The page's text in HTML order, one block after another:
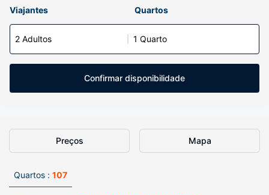
Viajantes Quartos
2 Adultos 1 Quarto
Confirmar disponibilidade
Preços Mapa
Quartos : 107